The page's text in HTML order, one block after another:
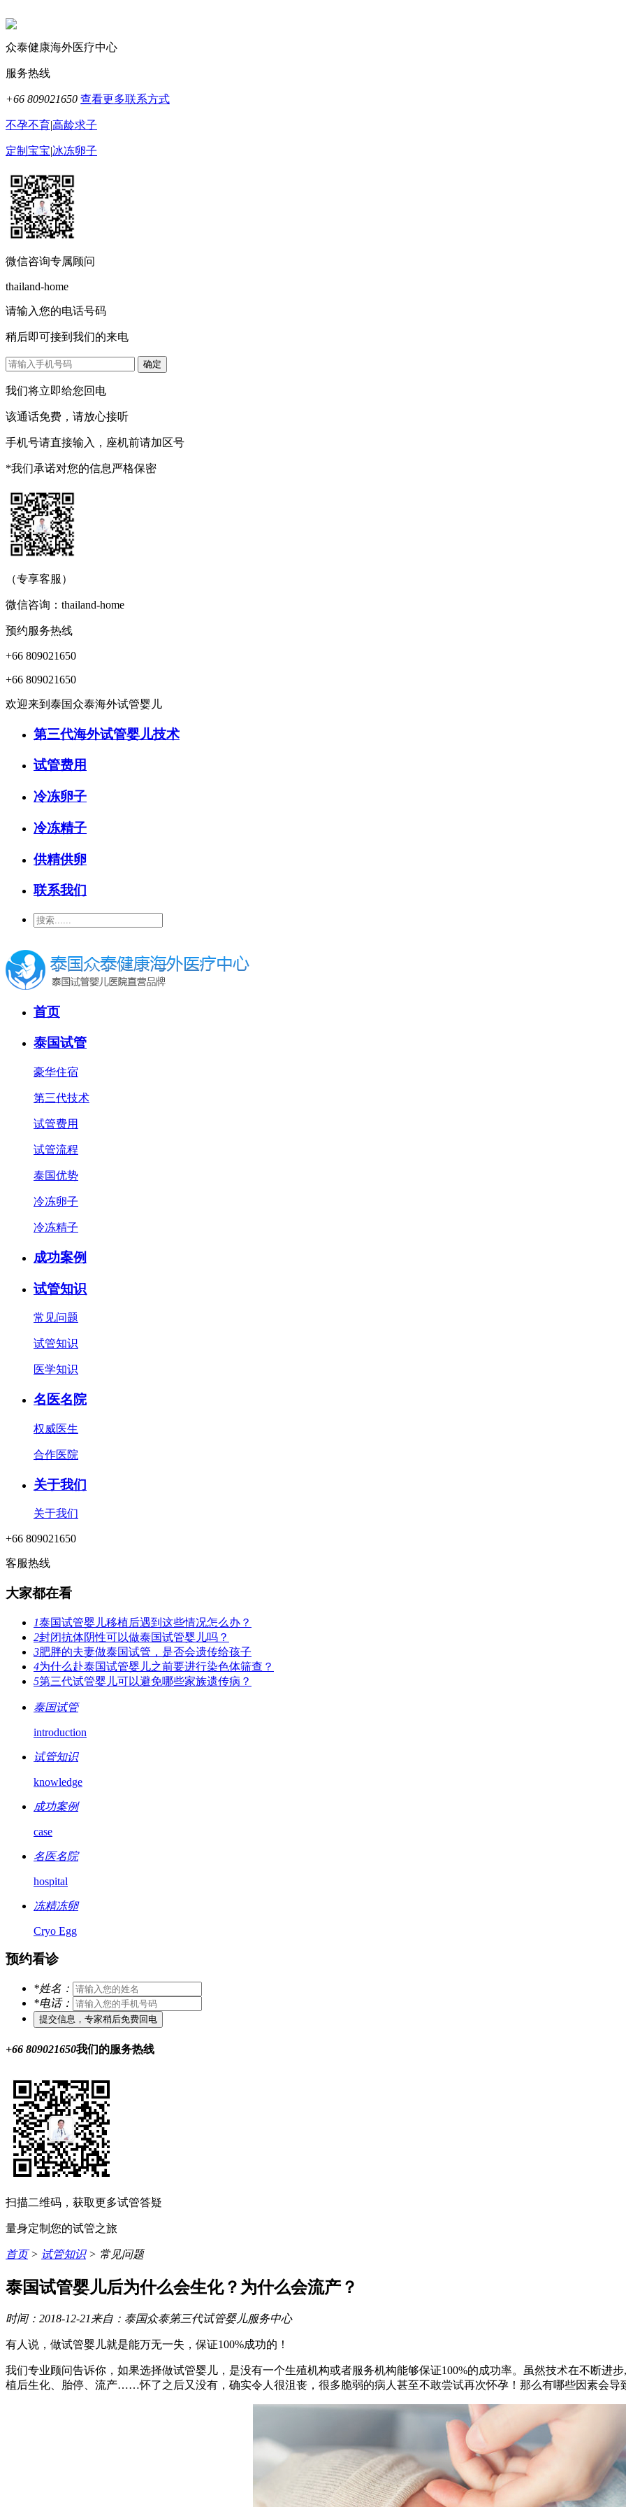
众泰健康海外医疗中心
服务热线
+66 809021650 查看更多联系方式
不孕不育|高龄求子
定制宝宝|冰冻卵子
微信咨询专属顾问
thailand-home
请输入您的电话号码
稍后即可接到我们的来电
我们将立即给您回电
该通话免费，请放心接听
手机号请直接输入，座机前请加区号
*我们承诺对您的信息严格保密
（专享客服）
微信咨询：thailand-home
预约服务热线
+66 809021650
+66 809021650
欢迎来到泰国众泰海外试管婴儿
第三代海外试管婴儿技术
试管费用
冷冻卵子
冷冻精子
供精供卵
联系我们
首页
泰国试管
豪华住宿
第三代技术
试管费用
试管流程
泰国优势
冷冻卵子
冷冻精子
成功案例
试管知识
常见问题
试管知识
医学知识
名医名院
权威医生
合作医院
关于我们
关于我们
+66 809021650
客服热线
大家都在看
1泰国试管婴儿移植后遇到这些情况怎么办？
2封闭抗体阴性可以做泰国试管婴儿吗？
3肥胖的夫妻做泰国试管，是否会遗传给孩子
4为什么赴泰国试管婴儿之前要进行染色体筛查？
5第三代试管婴儿可以避免哪些家族遗传病？
泰国试管
introduction
试管知识
knowledge
成功案例
case
名医名院
hospital
冻精冻卵
Cryo Egg
预约看诊
*姓名：
*电话：
+66 809021650我们的服务热线
扫描二维码，获取更多试管答疑
量身定制您的试管之旅
首页> 试管知识> 常见问题
泰国试管婴儿后为什么会生化？为什么会流产？
时间：2018-12-21来自：泰国众泰第三代试管婴儿服务中心
有人说，做试管婴儿就是能万无一失，保证100%成功的！
我们专业顾问告诉你，如果选择做试管婴儿，是没有一个生殖机构或者服务机构能够保证100%的成功率。虽然技术在不断进
植后生化、胎停、流产……怀了之后又没有，确实令人很沮丧，很多脆弱的病人甚至不敢尝试再次怀孕！那么有哪些因素会导